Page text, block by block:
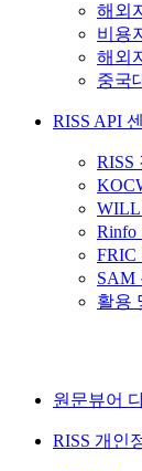
해외
비용
해외
중국
RISS API
RISS
Rinfo
FRIC
SAM
활용
원문뷰어
RISS 개인